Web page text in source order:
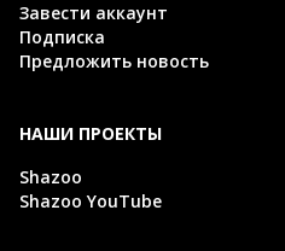
Завести аккаунт
Подписка
Предложить новость
НАШИ ПРОЕКТЫ
Shazoo
Shazoo YouTube